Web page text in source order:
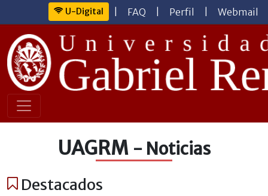
U-Digital FAQ Perfil Webmail
UAGRM - Noticias
Destacados